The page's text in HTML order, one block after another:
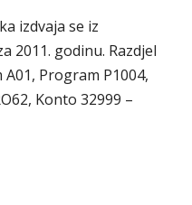
izdvaja se iz
2011. godinu. Razdjel
Program P1004,
Konto 32999 –